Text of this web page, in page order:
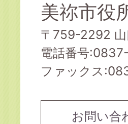
美祢市役
〒759-2292
電話番号
ファックス
お問い合